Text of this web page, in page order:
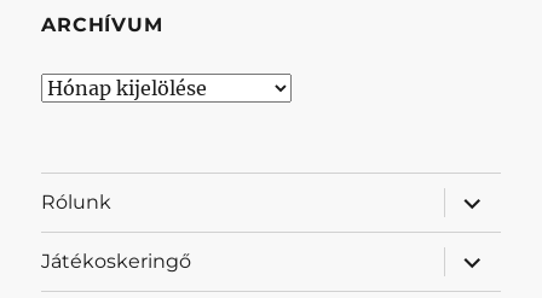
ARCHÍVUM
Archívum
Rólunk
almenü
Játékoskeringő
almenü